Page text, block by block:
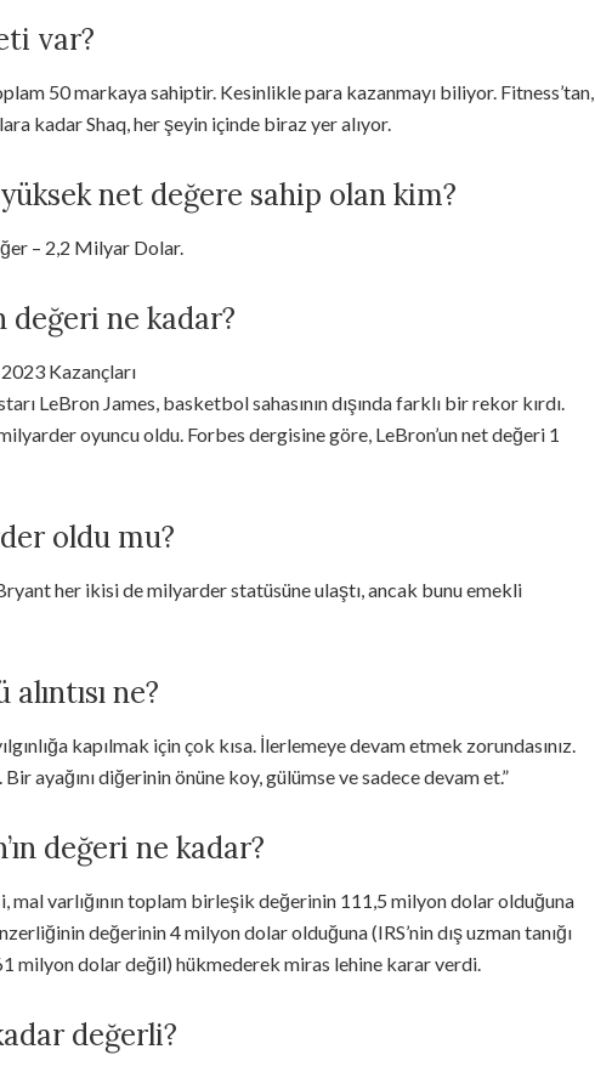
var?
50 markaya sahiptir. Kesinlikle para kazanmayı biliyor. Fitness’tan,
kadar Shaq, her şeyin içinde biraz yer alıyor.
net değere sahip olan kim?
– 2,2 Milyar Dolar.
değeri ne kadar?
Kazançları
LeBron James, basketbol sahasının dışında farklı bir rekor kırdı.
oyuncu oldu. Forbes dergisine göre, LeBron’un net değeri 1
oldu mu?
her ikisi de milyarder statüsüne ulaştı, ancak bunu emekli
ne?
kapılmak için çok kısa. İlerlemeye devam etmek zorundasınız.
ayağını diğerinin önüne koy, gülümse ve sadece devam et.”
değeri ne kadar?
mal varlığının toplam birleşik değerinin 111,5 milyon dolar olduğuna
değerinin 4 milyon dolar olduğuna (IRS’nin dış uzman tanığı
milyon dolar değil) hükmederek miras lehine karar verdi.
değerli?